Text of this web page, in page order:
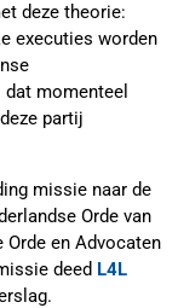
deze theorie:
executies worden
momenteel
partij
missie naar de
Orde van
Orde en Advocaten
deed L4L